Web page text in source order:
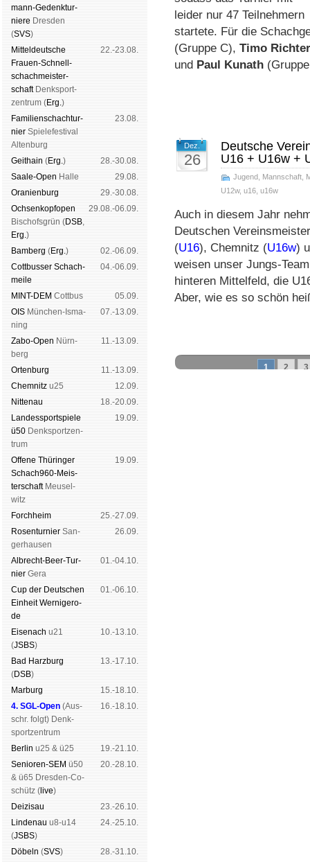
mann-Ge­denk­tur­
niere Dres­den
(SVS)
Mit­tel­deu­tsche
Frauen-Schnell­
schach­meis­ter­
schaftDenk­sport­
zen­trum (Erg.)
22.-23.08.
Familien­schach­tur­
nier Spiele­fes­ti­val
Al­ten­burg
23.08.
Geit­hain (Erg.)
28.-30.08.
Saale-Open Halle
29.08.
Oranien­burg
29.-30.08.
Och­sen­kopf­open
Bischofs­grün (DSB,
Erg.)
29.08.-06.09.
Bam­berg (Erg.)
02.-06.09.
Cott­busser Schach­
meile
04.-06.09.
MINT-DEM Cott­bus
05.09.
OIS Mün­chen-Is­ma­
ning
07.-13.09.
Zabo-Open Nürn­
berg
11.-13.09.
Orten­burg
11.-13.09.
Chem­nitz u25
12.09.
Nitte­nau
18.-20.09.
Landes­sport­spiele
ü50 Denk­sport­zen­
trum
19.09.
Offene Thü­rin­ger
Schach960-Meis­
ter­schaftMeu­sel­
witz
19.09.
Forch­heim
25.-27.09.
Rosen­tur­nier San­
ger­hau­sen
26.09.
Albrecht-Beer-Tur­
nier Ge­ra
01.-04.10.
Cup der Deut­schen
Ein­heit Wer­ni­ge­ro­
de
01.-06.10.
Eise­nach u21
(JSBS)
10.-13.10.
Bad Harz­burg
(DSB)
13.-17.10.
Mar­burg
15.-18.10.
4. SGL-Open (Aus­
schr. folgt) Denk­
sport­zen­trum
16.-18.10.
Ber­lin u25 & ü25
19.-21.10.
Senioren-SEM ü50
& ü65 Dres­den-Co­
schütz ( live)
20.-28.10.
Dei­zi­sau
23.-26.10.
Lin­de­nau u8-u14
(JSBS)
24.-25.10.
Dö­beln (SVS)
28.-31.10.
leider nur 47 Teil­neh­mern
startete. Für die
(Gruppe C), Timo Richter
und Paul Kunath
Dez.
26
Deutsche
U16 + U16w +
Jugend Mannschaft
U12w, u16 u16w
Auch in diesem Jahr
Deutschen
(U16), Chemnitz (U16w)
weisen unser Jungs-
hinteren Mittelfeld, die
Aber, wie es so schön
1 2 3